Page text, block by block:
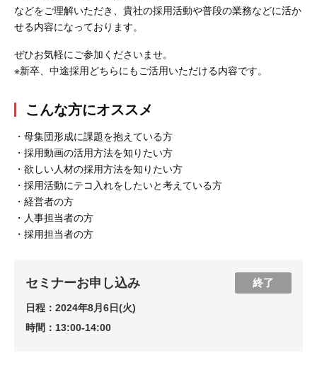
などをご理解いただき、貴社の採用活動や普段の業務などに活か
せる内容になっております。
ぜひお気軽にご参加くださいませ。
※新卒、中途採用どちらにもご活用いただける内容です。
こんな方にオススメ
・母集団形成に課題を抱えている方
・採用動画の活用方法を知りたい方
・欲しい人材の採用方法を知りたい方
・採用活動にテコ入れをしたいと考えている方
・経営者の方
・人事担当者の方
・採用担当者の方
セミナーお申し込み 終了
日程： 2024年8月6日(火)
時間： 13:00-14:00